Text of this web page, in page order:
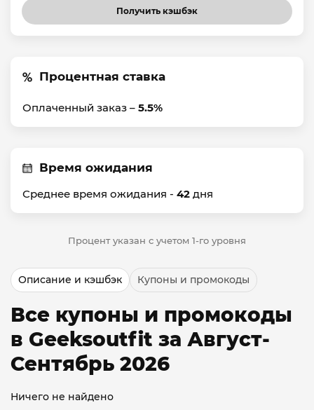
Получить кэшбэк
Процентная ставка
Оплаченный заказ – 5.5%
Время ожидания
Среднее время ожидания - 42 дня
Процент указан с учетом 1-го уровня
Описание и кэшбэк Купоны и промокоды
Все купоны и промокоды
в Geeksoutfit за Август-
Сентябрь 2026
Ничего не найдено